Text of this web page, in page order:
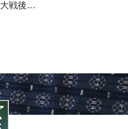
大戦後…